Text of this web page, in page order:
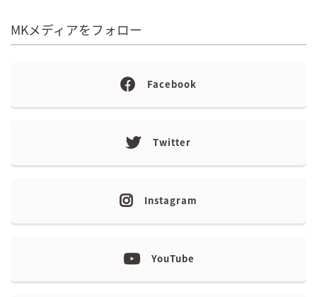
MKメディアをフォロー
Facebook
Twitter
Instagram
YouTube